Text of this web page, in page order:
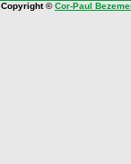
Copyright ©Cor-Paul